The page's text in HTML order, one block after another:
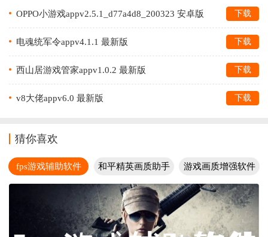
OPPO小游戏appv2.5.1_d77a4d8_200323 安卓版 下载
电魂统军令appv4.1.1 最新版 下载
西山居游戏管家appv1.0.2 最新版 下载
v8大佬appv6.0 最新版 下载
猜你喜欢
fps游戏辅助软件 和平精英画质助手 游戏画质增强软件